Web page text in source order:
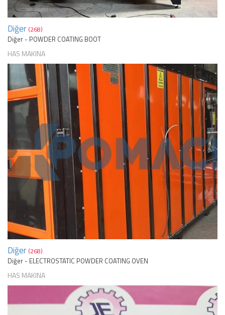
Diğer (268)
Diğer - POWDER COATING BOOT
HAS MAKINA
Diğer (268)
Diğer - ELECTROSTATIC POWDER COATING OVEN
HAS MAKINA